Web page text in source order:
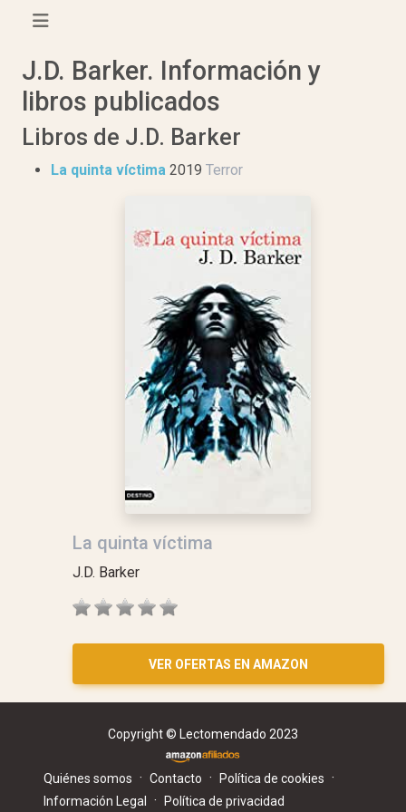
J.D. Barker. Información y
libros publicados
Libros de J.D. Barker
La quinta víctima 2019 Terror
La quinta víctima
J.D. Barker
VER OFERTAS EN AMAZON
Copyright © Lectomendado 2023
Quiénes somos · Contacto · Política de cookies ·
Información Legal · Política de privacidad